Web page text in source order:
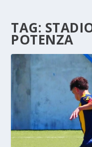
TAG:
POTENZA